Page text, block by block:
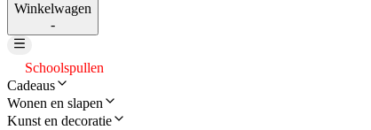
Winkelwagen
-
Schoolspullen
Cadeaus
Wonen en slapen
Kunst en decoratie